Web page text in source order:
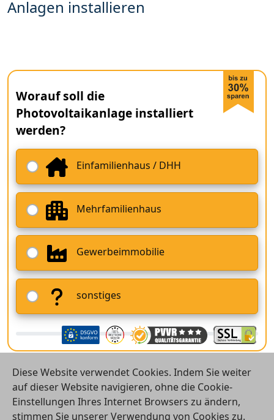
Anlagen installieren
Worauf soll die
Photovoltaikanlage installiert
werden?
Einfamilienhaus / DHH
Mehrfamilienhaus
Gewerbeimmobilie
sonstiges
Diese Website verwendet Cookies. Indem Sie weiter
auf dieser Website navigieren, ohne die Cookie-
Einstellungen Ihres Internet Browsers zu ändern,
stimmen Sie unserer Verwendung von Cookies zu.